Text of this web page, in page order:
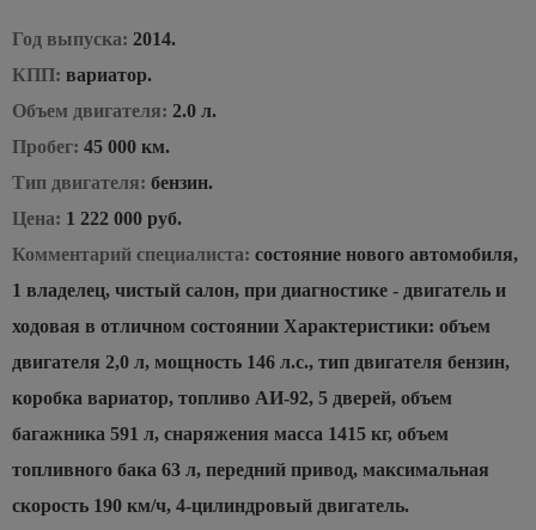
Год выпуска: 2014.
КПП: вариатор.
Объем двигателя: 2.0 л.
Пробег: 45 000 км.
Тип двигателя: бензин.
Цена: 1 222 000 руб.
Комментарий специалиста: состояние нового автомобиля,
1 владелец, чистый салон, при диагностике - двигатель и
ходовая в отличном состоянии Характеристики: объем
двигателя 2,0 л, мощность 146 л.с., тип двигателя бензин,
коробка вариатор, топливо АИ-92, 5 дверей, объем
багажника 591 л, снаряжения масса 1415 кг, объем
топливного бака 63 л, передний привод, максимальная
скорость 190 км/ч, 4-цилиндровый двигатель.